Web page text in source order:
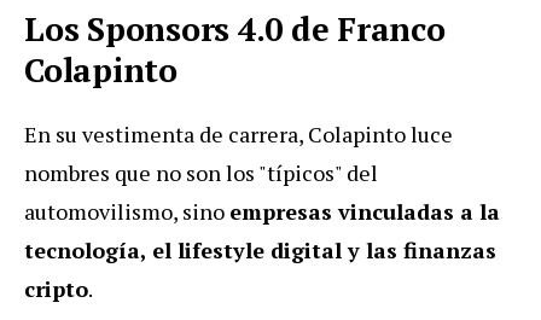
Los Sponsors 4.0 de Franco
Colapinto
En su vestimenta de carrera, Colapinto luce
nombres que no son los "típicos" del
automovilismo, sino empresas vinculadas a la
tecnología, el lifestyle digital y las finanzas
cripto.